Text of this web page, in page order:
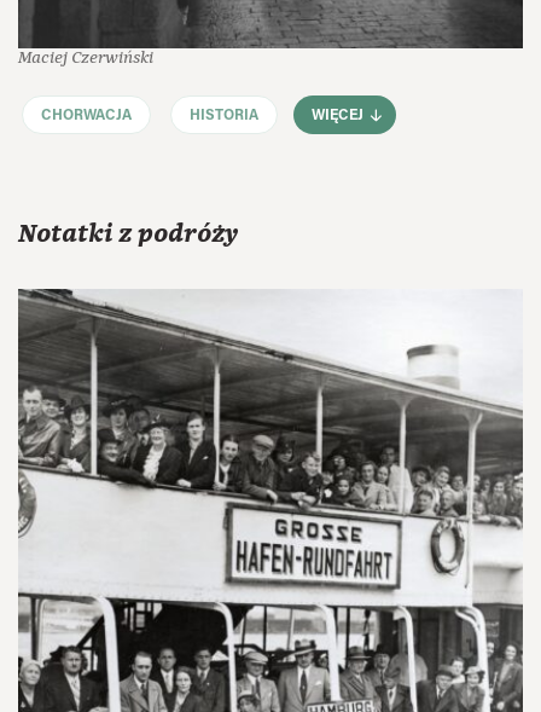
Maciej Czerwiński
CHORWACJA HISTORIA WIĘCEJ
Notatki z podróży